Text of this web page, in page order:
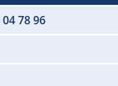
78 96